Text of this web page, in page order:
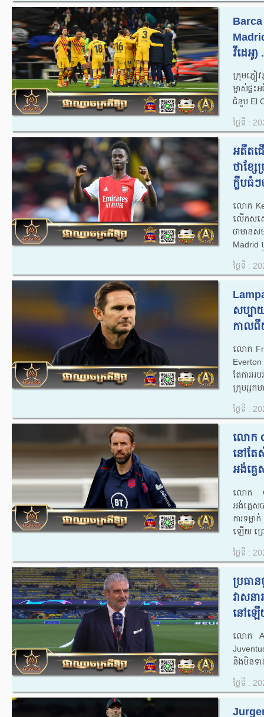
Barca
វីដេអូ)
ក្រុមភ្ញ
ម្ចាស់ផ្ទ
ជំនួប El
ថ្ងៃទី :
អតីត​ជ
ថាខ្ស
ក្លឹបធំ
លោក
លើកសសើ
ថាមាន
Madrid
ថ្ងៃទី :
សប្បា
កាលពី
លោក
តែ​ការ​អ
ក្រុមអ្នក
ថ្ងៃទី :
លោក
នៅតែ
អង់គ្ល
លោក
អង់គ្លេ
ការទម្ល
ឡើយ ព្រ
ថ្ងៃទី :
ប្រធា
វាសន
នៅឡើ
លោក
និងមិនទ
ថ្ងៃទី :